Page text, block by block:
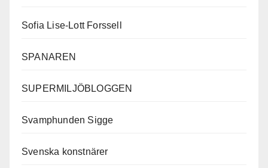
Sofia Lise-Lott Forssell
SPANAREN
SUPERMILJÖBLOGGEN
Svamphunden Sigge
Svenska konstnärer